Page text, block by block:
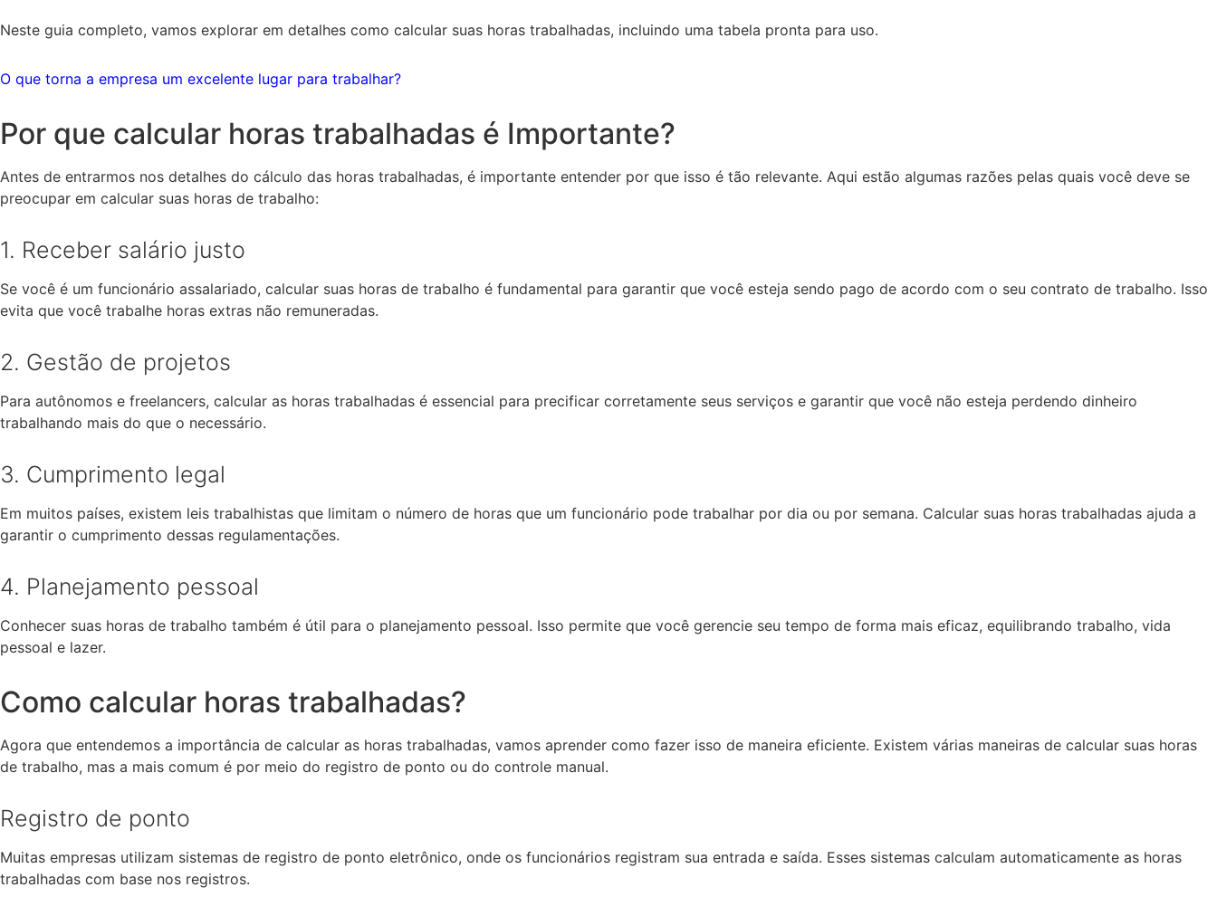
Neste guia completo, vamos explorar em detalhes como calcular suas horas trabalhadas, incluindo uma tabela pronta para uso.
O que torna a empresa um excelente lugar para trabalhar?
Por que calcular horas trabalhadas é Importante?
Antes de entrarmos nos detalhes do cálculo das horas trabalhadas, é importante entender por que isso é tão relevante. Aqui estão algumas razões pelas quais você deve se
preocupar em calcular suas horas de trabalho:
1. Receber salário justo
Se você é um funcionário assalariado, calcular suas horas de trabalho é fundamental para garantir que você esteja sendo pago de acordo com o seu contrato de trabalho. Isso
evita que você trabalhe horas extras não remuneradas.
2. Gestão de projetos
Para autônomos e freelancers, calcular as horas trabalhadas é essencial para precificar corretamente seus serviços e garantir que você não esteja perdendo dinheiro
trabalhando mais do que o necessário.
3. Cumprimento legal
Em muitos países, existem leis trabalhistas que limitam o número de horas que um funcionário pode trabalhar por dia ou por semana. Calcular suas horas trabalhadas ajuda a
garantir o cumprimento dessas regulamentações.
4. Planejamento pessoal
Conhecer suas horas de trabalho também é útil para o planejamento pessoal. Isso permite que você gerencie seu tempo de forma mais eficaz, equilibrando trabalho, vida
pessoal e lazer.
Como calcular horas trabalhadas?
Agora que entendemos a importância de calcular as horas trabalhadas, vamos aprender como fazer isso de maneira eficiente. Existem várias maneiras de calcular suas horas
de trabalho, mas a mais comum é por meio do registro de ponto ou do controle manual.
Registro de ponto
Muitas empresas utilizam sistemas de registro de ponto eletrônico, onde os funcionários registram sua entrada e saída. Esses sistemas calculam automaticamente as horas
trabalhadas com base nos registros.